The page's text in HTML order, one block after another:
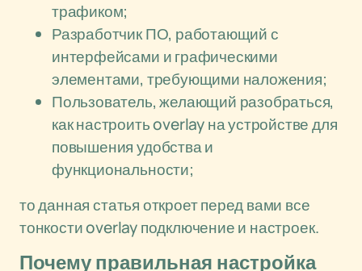
трафиком;
Разработчик ПО, работающий с
интерфейсами и графическими
элементами, требующими наложения;
Пользователь, желающий разобраться,
как настроить overlay на устройстве для
повышения удобства и
функциональности;
то данная статья откроет перед вами все
тонкости overlay подключение и настроек.
Почему правильная настройка